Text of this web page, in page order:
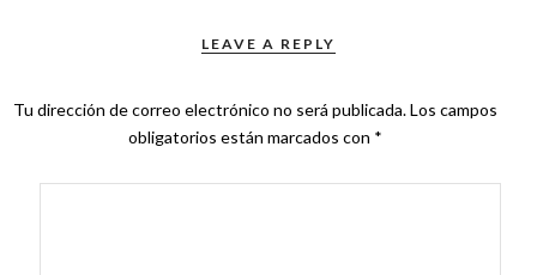
LEAVE A REPLY
Tu dirección de correo electrónico no será publicada.Los campos
obligatorios están marcados con *